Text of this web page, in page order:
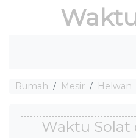
Rumah Mesir Helwan
Waktu Solat